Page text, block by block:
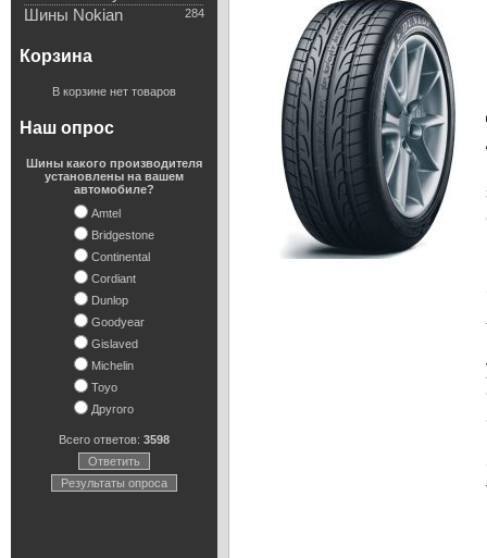
284
Шины Nokian
Корзина
В корзине нет товаров
Наш опрос
Шины какого производителя
установлены на вашем
автомобиле?
Amtel
Bridgestone
Continental
Cordiant
Dunlop
Goodyear
Gislaved
Michelin
Toyo
Другого
Всего ответов: 3598
Ответить
Результаты опроса